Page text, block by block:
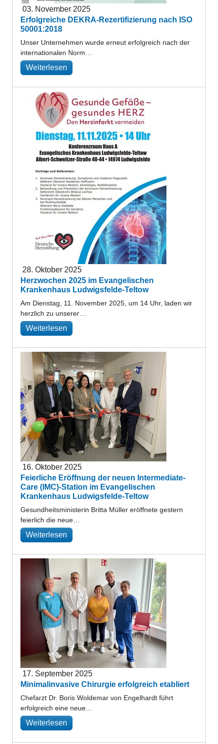
03. November 2025
Erfolgreiche DEKRA-Rezertifizierung nach ISO
50001:2018
Unser Unternehmen wurde erneut erfolgreich nach der
internationalen Norm…
Weiterlesen
28. Oktober 2025
Herzwochen 2025 im Evangelischen
Krankenhaus Ludwigsfelde-Teltow
Am Dienstag, 11. November 2025, um 14 Uhr, laden wir
herzlich zu unserer…
Weiterlesen
16. Oktober 2025
Feierliche Eröffnung der neuen Intermediate-
Care (IMC)-Station im Evangelischen
Krankenhaus Ludwigsfelde-Teltow
Gesundheitsministerin Britta Müller eröffnete gestern
feierlich die neue…
Weiterlesen
17. September 2025
Minimalinvasive Chirurgie erfolgreich etabliert
Chefarzt Dr. Boris Woldemar von Engelhardt führt
erfolgreich eine neue…
Weiterlesen